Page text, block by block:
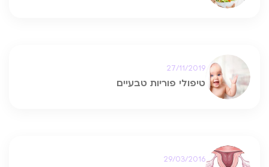
טיפולי פוריות טבעיים
27/11/2019
29/03/2016